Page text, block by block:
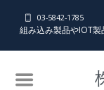
03-5842-1785
組み込み製品やIOT